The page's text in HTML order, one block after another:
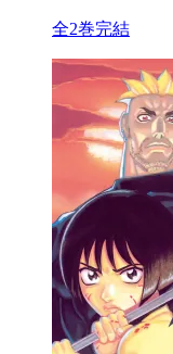
全2巻完結